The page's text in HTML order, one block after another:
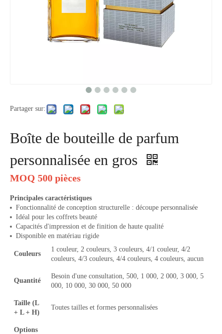
Partager sur:
Boîte de bouteille de parfum
personnalisée en gros
MOQ 500 pièces
Principales caractéristiques
Fonctionnalité de conception structurelle : découpe personnalisée
Idéal pour les coffrets beauté
Capacités d'impression et de finition de haute qualité
Disponible en matériau rigide
Couleurs
1 couleur, 2 couleurs, 3 couleurs, 4/1 couleur, 4/2
couleurs, 4/3 couleurs, 4/4 couleurs, 4 couleurs, aucun
Quantité
Besoin d'une consultation, 500, 1 000, 2 000, 3 000, 5
000, 10 000, 30 000, 50 000
Taille (L
+ L + H)
Toutes tailles et formes personnalisées
Options